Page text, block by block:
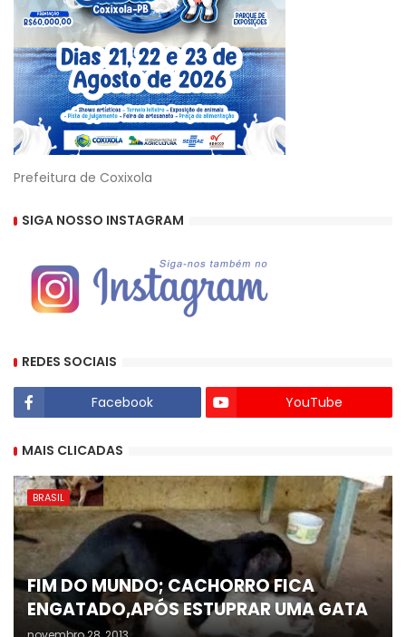
Prefeitura de Coxixola
SIGA NOSSO INSTAGRAM
REDES SOCIAIS
Facebook YouTube
MAIS CLICADAS
BRASIL
FIM DO MUNDO; CACHORRO FICA
ENGATADO,APÓS ESTUPRAR UMA GATA